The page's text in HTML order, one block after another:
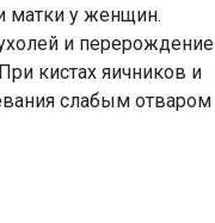
матки у женщин.
и перерождение
кистах яичников и
слабым отваром